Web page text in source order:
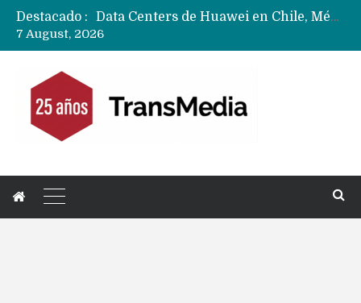
Destacado :
Data Centers de Huawei en Chile, México, Brasil,Perú y Argentina podrían verse afectados por arremetida de EE.UU
7 August, 2026